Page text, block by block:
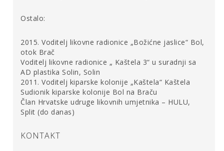
O tome svojedobno piše i legendarni splitski povjesničar
postali integralni i presudni urbani elemenat toga grada
kao što su to podrumi Dioklecijanove palače u Splitu.
Podrumi se već od doba Vicka Andrića koriste i za
potrebe rekonstrukcije izgleda danas nepostojećih
građevina na gornjoj etaži na jugu Palače. Važnost
podruma, ne samo u pogledu shvaćanja vizualnog, nego i
naglašava
Ostalo:
2015. Voditelj likovne radionice „Božićne jaslice“ Bol,
otok Brač
Voditelj likovne radionice „ Kaštela 3“ u suradnji sa
AD plastika Solin, Solin
2011. Voditelj kiparske kolonije „Kaštela“ Kaštela
Sudionik kiparske kolonije Bol na Braču
Član Hrvatske udruge likovnih umjetnika – HULU,
Split (do danas)
KONTAKT